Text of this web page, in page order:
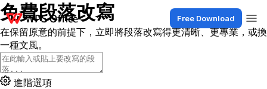
Free Download
免費段落改寫
在保留原意的前提下，立即將段落改寫得更清晰、更專業，或換
一種文風。
進階選項